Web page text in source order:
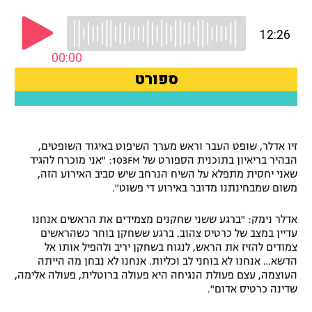
רשיון להקרנה פומבית לבית עסק
הצטרפות לחבילת הערוצים
המגזין
זיו אדלר, שופט העבר וראש מערך השיפוט באיגוד השופטים,
הבהיר בריאיון בתוכנית הספורט של 103FM: "אני מוכרח להגיד
שאני יחסית מתפלא על השיח הנרחב שיש סביב האירוע הזה,
משום שמבחינתנו מדובר באירוע די פשוט".
אדלר נימק: "ברגע ששני שחקנים מצמידים את הראשים אנחנו
עדיין במצב של כרטיס צהוב. ברגע ששחקן בוחר כשהראשים
צמודים להזיז את הראש, לנגוח בשחקן יריב ולהפיל אותו אל
הדשא… אנחנו לא בוחני לב וכליות. אנחנו לא נבחן מה הייתה
העוצמה, עצם פעולת הנגיחה היא פעולה ברוטלית, פעולה אלימה,
שדינה כרטיס אדום".